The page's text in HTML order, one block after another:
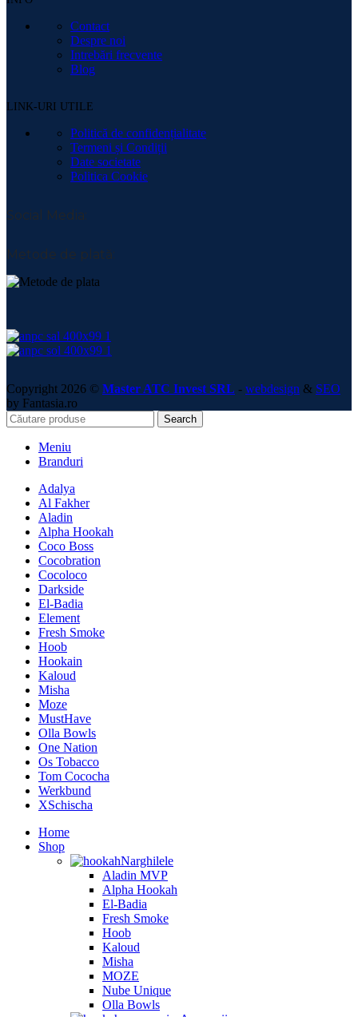
Contact
Despre noi
Intrebări frecvente
Blog
LINK-URI UTILE
Politică de confidențialitate
Termeni și Condiții
Date societate
Politica Cookie
Social Media:
Metode de plată:
Copyright 2026 © Master ATC Invest SRL - webdesign & SEO
by Fantasia.ro
Search
Meniu
Branduri
Adalya
Al Fakher
Aladin
Alpha Hookah
Coco Boss
Cocobration
Cocoloco
Darkside
El-Badia
Element
Fresh Smoke
Hoob
Hookain
Kaloud
Misha
Moze
MustHave
Olla Bowls
One Nation
Os Tobacco
Tom Cococha
Werkbund
XSchischa
Home
Shop
Narghilele
Aladin MVP
Alpha Hookah
El-Badia
Fresh Smoke
Hoob
Kaloud
Misha
MOZE
Nube Unique
Olla Bowls